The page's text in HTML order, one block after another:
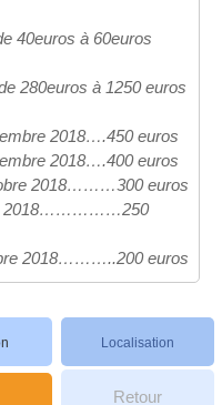
40euros à 60euros
280euros à 1250 euros
2018….450 euros
2018….400 euros
2018………300 euros
2018……………250
2018………..200 euros
Localisation
Retour